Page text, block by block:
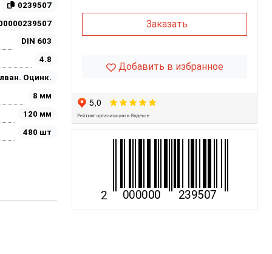
0239507
DIN 603
4.8
Оцинк.
8 мм
120 мм
480 шт
Заказать
Добавить в избранное